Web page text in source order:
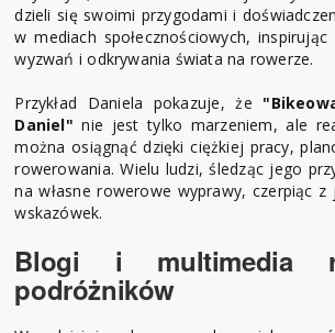
dzieli się swoimi przygodami i
w mediach społecznościowych,
wyzwań i odkrywania świata na rowerze.
Przykład Daniela pokazuje, że
Daniel" nie jest tylko marzeniem, ale
można osiągnąć dzięki ciężkiej pracy,
rowerowania. Wielu ludzi, śledząc jego
na własne rowerowe wyprawy, czerpiąc
wskazówek.
Blogi i multimedia
podróżników